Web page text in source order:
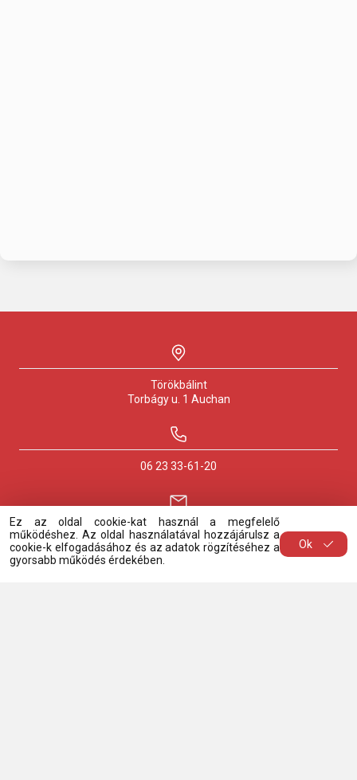
Törökbálint
Torbágy u. 1 Auchan
06 23 33-61-20
biapizzapizza@gmail.com
Ez az oldal cookie-kat használ a megfelelő
működéshez. Az oldal használatával hozzájárulsz a
cookie-k elfogadásához és az adatok rögzítéséhez a
gyorsabb működés érdekében.
Ok